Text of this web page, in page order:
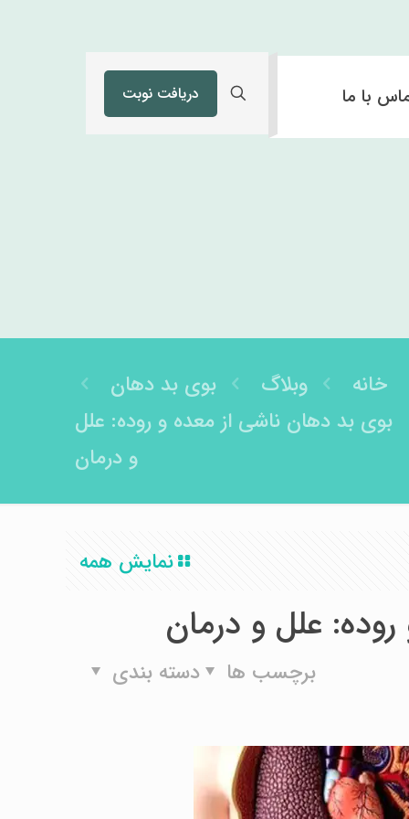
با ما دریافت نوبت
خانه وبلاگ
بوی بد دهان
بوی بد دهان ناشی از معده و روده: علل
و درمان
نمایش همه
علل و درمان
دسته بندی برچسب ها